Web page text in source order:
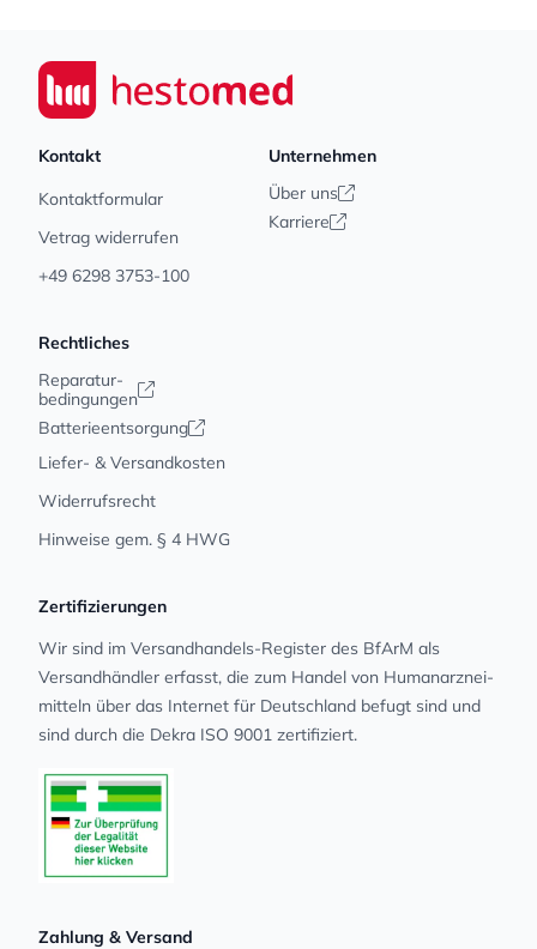
Seiwert GmbH
Kontakt
Kontaktformular
Vetrag widerrufen
+49 6298 3753-100
Unternehmen
Über uns
Karriere
Rechtliches
Reparatur-
bedingungen
Batterieentsorgung
Liefer- & Versandkosten
Widerrufsrecht
Hinweise gem. § 4 HWG
Zertifizierungen
Wir sind im Versandhandels-Register des BfArM als
Versandhändler erfasst, die zum Handel von Human­arz­nei­
mit­teln über das Internet für Deutschland befugt sind und
sind durch die Dekra ISO 9001 zertifiziert.
Zahlung & Versand